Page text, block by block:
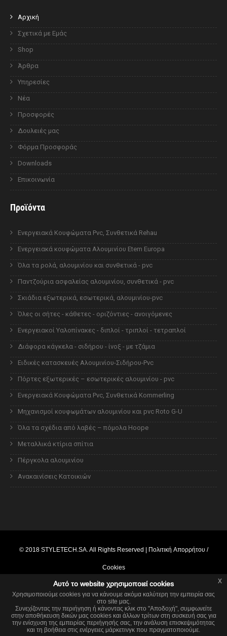
Αρχική
Σχετικά με Εμάς
Shop
Άρθρα
Υπηρεσίες
Νέα
Προσφορές
Δουλειές μας
Φόρμα Προσφοράς
Downloads
Επικοινωνία
Προϊόντα
Ενεργειακά Κουφώματα Pvc, Συνθετικά Rehau
Ενεργειακά κουφώματα Αλουμινίου Etem Europa
Όλα τα ρολά, αλουμινίου και συνθετικά - pvc
Παντζούρια ασφαλείας αλουμινίου, συνθετικά - pvc
Σκιάδια εξωτερικά, εσωτερικά, αλουμινίου-pvc
Όλες οι σήτες - κάθετες - οριζόντιες - ανοιγόμενες
Ενεργειακοί Υαλοπίνακες - διπλοί - τριπλοί - τετραπλοί
Διάφορα κάγκελα - σιδήρου - ίνοξ - με τζάμια
Ειδικές κατασκευές Αλουμινίου-Σιδήρου-Pvc
Πόρτες εξωτερικές – εσωτερικές αλουμινίου - pvc
Ενεργειακά Κουφώματα Pvc, Συνθετικά Kommerling
Μηχανισμοί κουφωμάτων αλουμινίου και pvc Roto G-U
Όλα τα σχέδια από λαβές – πόμολα Hoope
Μεταλλικά κτίρια σπίτια
Πέργκολα αλουμινίου
Ανακαινίσεις Κατοικιών
© 2018 STYLETECH.SA. All Rights Reserved | Πολιτική Απορρήτου /
Cookies
Powered bywebcore.gr
This website is using cookies.
We use them to give you the best experience. If you continue using our
website, we'll assume that you are happy to receive all cookies on this
website.
Αυτό το website χρησιμοποιεί cookies
Χρησιμοποιούμε cookies για να κάνουμε ακόμα καλύτερη την εμπειρία σας
στο site μας.
Συνεχίζοντας την περιήγηση ή κάνοντας κλικ στο "Αποδοχή", συμφωνείτε
στην αποθήκευση δικών μας cookies και άλλων τρίτων στη συσκευή σας για
την ενίσχυση της εμπειρίας περιήγησής σας, την ανάλυση επισκεψιμότητας
και τη βοήθεια στις ενέργειες μάρκετινγκ που πραγματοποιούμε.
x